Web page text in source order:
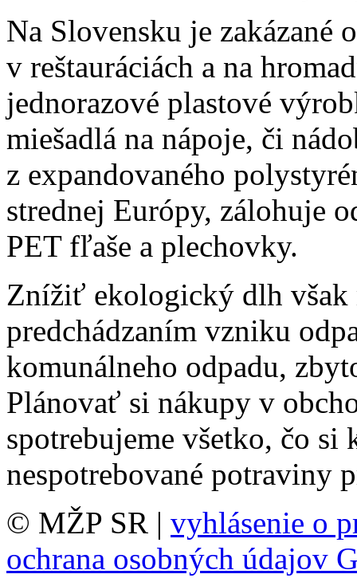
Na Slovensku je zakázané
v reštauráciách a na
jednorazové plastové
miešadlá na nápoje, či
z expandovaného
strednej Európy, zálohuje
PET fľaše a plechovky.
Znížiť ekologický dlh však
predchádzaním vzniku
komunálneho odpadu,
Plánovať si nákupy v
spotrebujeme všetko, čo
nespotrebované potraviny
© MŽP SR | vyhlásenie o
ochrana osobných údajov